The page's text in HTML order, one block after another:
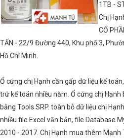
1TB -
Chị
CỔ
TẤN - 22/9 Đường 440, Khu phố 3,
Hồ Chí Minh.
Ổ cứng chị Hạnh cần gấp dữ liệu kế
trữ kế toán nhiều năm. Ổ cứng chị
bằng Tools SRP. toàn bỗ dữ liệu chị
nhiều file Excel văn bản, file Database
2010 - 2017. Chị Hạnh mua thêm